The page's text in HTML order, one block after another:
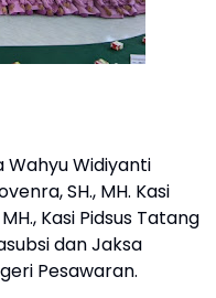
Wahyu Widiyanti
SH., MH. Kasi
Kasi Pidsus Tatang
dan Jaksa
Pesawaran.